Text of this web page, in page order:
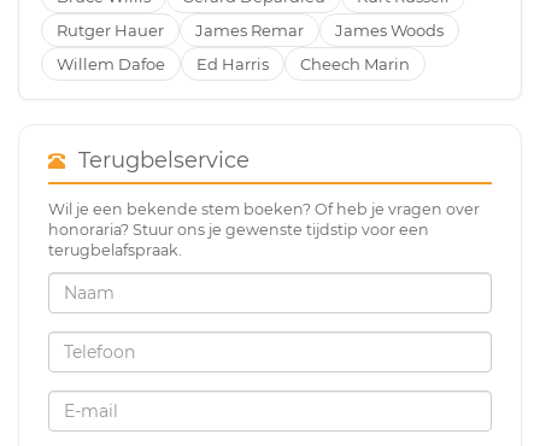
Rutger Hauer
James Remar
James Woods
Willem Dafoe
Ed Harris Cheech Marin
Terugbelservice
Wil je een bekende stem boeken? Of heb je vragen over
honoraria? Stuur ons je gewenste tijdstip voor een
terugbelafspraak.